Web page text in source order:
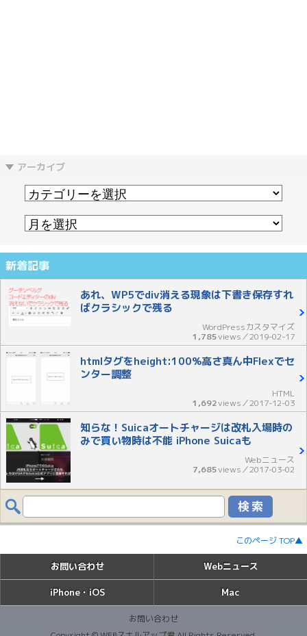
アーカイブ
新着記事
あれ、WP5でdiv消える現象は下書き保存すれ
ばクラシックで残る
WordPressカスタマイズ
1,785views／2019-02-17
htmlタグをheight:100%高さ真ん中Flexでセ
ンター調整
HTML
1,692views／2017-12-03
知らな！Suicaオートチャージは改札入場時の
みで買い物時は不能 iPhone Suicaも
Webニュース
7,685views／2017-03-02
このページ TOP▲
お問い合わせ Webニュース
iPhone・iOS Mac
お問い合わせ